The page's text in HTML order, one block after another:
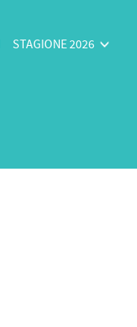
STAGIONE 2026